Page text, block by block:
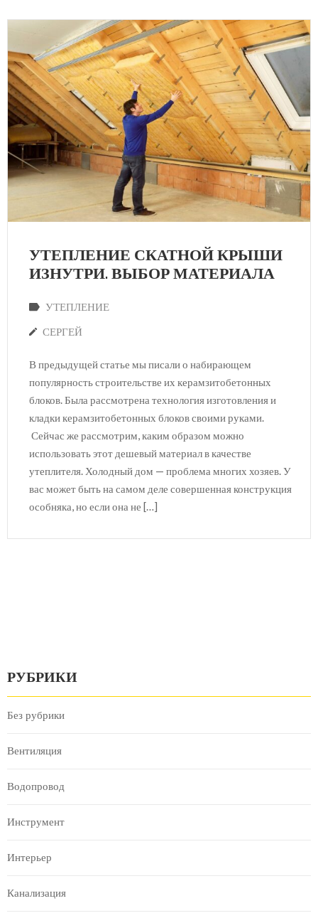
УТЕПЛЕНИЕ СКАТНОЙ КРЫШИ
ИЗНУТРИ. ВЫБОР МАТЕРИАЛА
УТЕПЛЕНИЕ
СЕРГЕЙ
В предыдущей статье мы писали о набирающем
популярность строительстве их керамзитобетонных
блоков. Была рассмотрена технология изготовления и
кладки керамзитобетонных блоков своими руками.
Сейчас же рассмотрим, каким образом можно
использовать этот дешевый материал в качестве
утеплителя. Холодный дом — проблема многих хозяев. У
вас может быть на самом деле совершенная конструкция
особняка, но если она не […]
РУБРИКИ
Без рубрики
Вентиляция
Водопровод
Инструмент
Интерьер
Канализация